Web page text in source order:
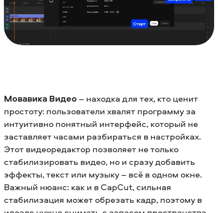
Мовавика Видео – находка для тех, кто ценит
простоту: пользователи хвалят программу за
интуитивно понятный интерфейс, который не
заставляет часами разбираться в настройках.
Этот видеоредактор позволяет не только
стабилизировать видео, но и сразу добавить
эффекты, текст или музыку – всё в одном окне.
Важный нюанс: как и в CapCut, сильная
стабилизация может обрезать кадр, поэтому в